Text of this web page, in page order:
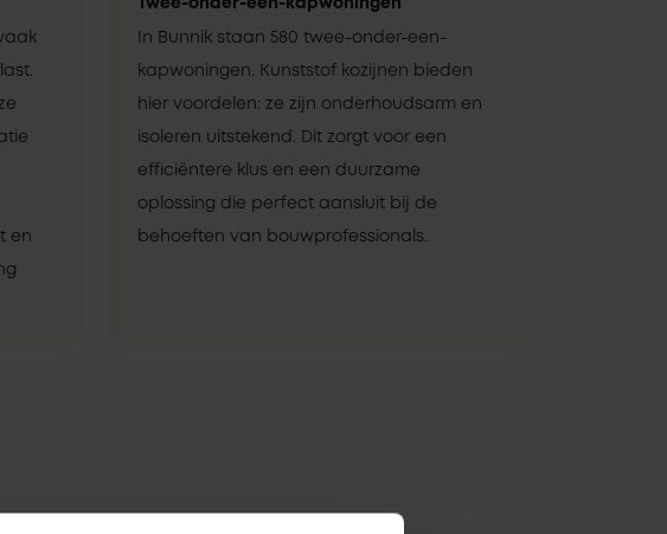
en
Twee-onder-een-kapwoningen
In Bunnik staan 580 twee-onder-een-
kapwoningen. Kunststof kozijnen bieden
hier voordelen: ze zijn onderhoudsarm en
isoleren uitstekend. Dit zorgt voor een
efficiëntere klus en een duurzame
oplossing die perfect aansluit bij de
behoeften van bouwprofessionals.